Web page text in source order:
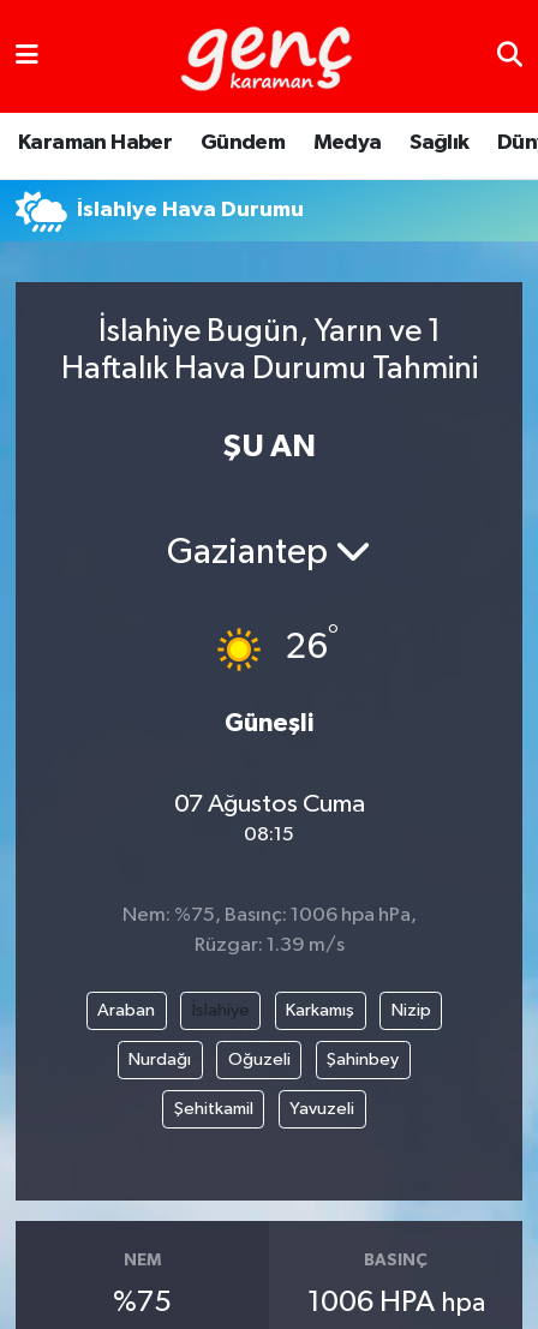
Karaman Haber Gündem Medya Sağlık
İslahiye Hava Durumu
İslahiye Bugün, Yarın ve 1
Haftalık Hava Durumu Tahmini
ŞU AN
Gaziantep
26°
Güneşli
07 Ağustos Cuma
08:15
Nem: %75, Basınç: 1006 hpa hPa,
Rüzgar: 1.39 m/s
Araban İslahiye Karkamış Nizip
Nurdağı Oğuzeli Şahinbey
Şehitkamil Yavuzeli
NEM
%75
BASINÇ
1006 HPA hpa